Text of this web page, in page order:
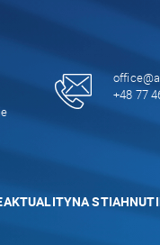
+48 77
AKTUALITYNA